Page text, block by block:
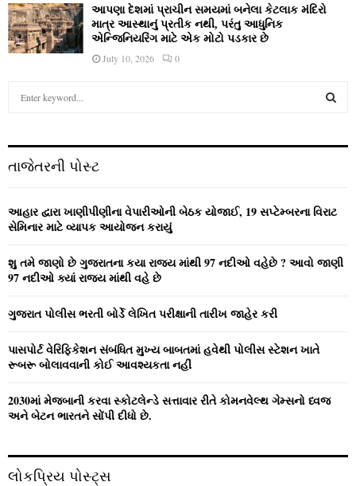
આપણા દેશમાં પ્રાચીન સમયમાં બનેલા કેટલાક મંદિરો
માત્ર આસ્થાનું પ્રતીક નથી, પરંતુ આધુનિક
એન્જિનિયરિંગ માટે એક મોટો પડકાર છે
July 10, 2026 0
h
o
r
C
તાજેતરની પોસ્ટ
આહાર દ્વારા ખાણીપીણીના વેપારીઓની બેઠક યોજાઈ, 19 સપ્ટેમ્બરના વિરાટ
સેમિનાર માટે વ્યાપક આયોજન કરાયું
શુ તમે જાણો છે ગુજરાતના કયા રાજ્ય માંથી 97 નદીઓ વહેછે ? આવો જાણી
97 નદીઓ ક્યાં રાજ્ય માંથી વહે છે
ગુજરાત પોલીસ ભરતી બોર્ડે લેખિત પરીક્ષાની તારીખ જાહેર કરી
પાસપોર્ટ વેરિફિકેશન સંબંધિત મુખ્ય બાબતમાં હવેથી પોલીસ સ્ટેશન ખાતે
રૂબરૂ બોલાવવાની કોઈ આવશ્યકતા નહીં
2030માં મેજબાની કરવા સ્કોટલેન્ડે સત્તાવાર રીતે કોમનવેલ્થ ગેમ્સનો ધ્વજ
અને બેટન ભારતને સોંપી દીધો છે.
લોકપ્રિય પોસ્ટ્સ